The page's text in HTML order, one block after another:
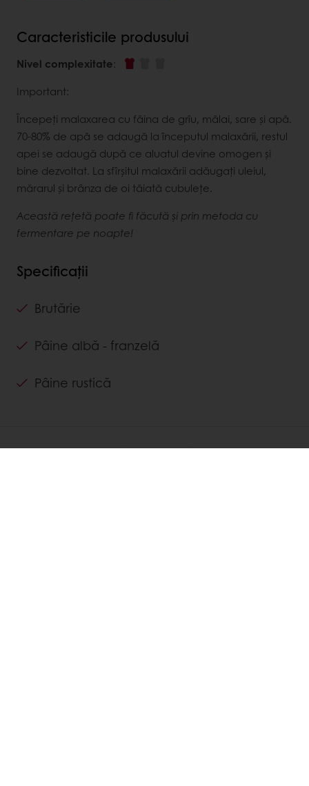
Caracteristicile produsului
Nivel complexitate:
Important:
Începeți malaxarea cu făina de grîu, mălai, sare și apă.
70-80% de apă se adaugă la începutul malaxării, restul
apei se adaugă după ce aluatul devine omogen și
bine dezvoltat. La sfîrșitul malaxării adăugați uleiul,
mărarul și brânza de oi tăiată cubulețe.
Această rețetă poate fi făcută și prin metoda cu
fermentare pe noapte!
Specificații
Brutărie
Pâine albă - franzelă
Pâine rustică